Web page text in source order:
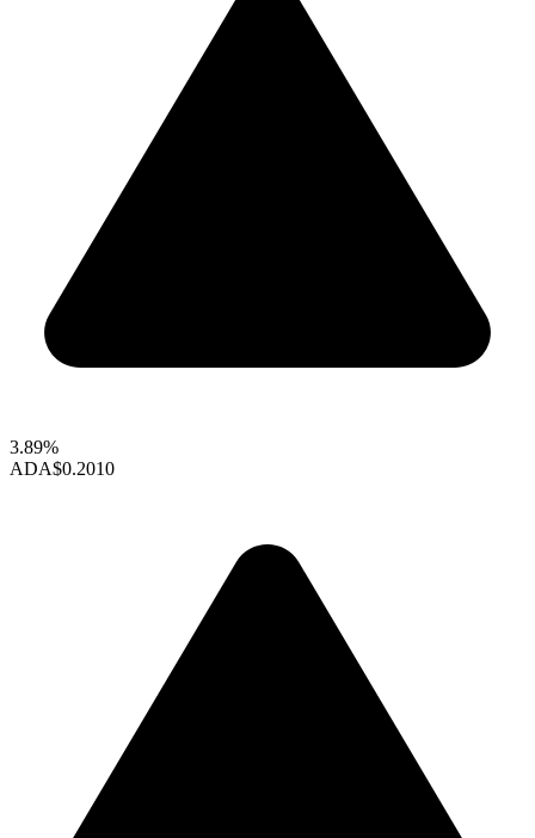
3.89%
ADA$0.2010